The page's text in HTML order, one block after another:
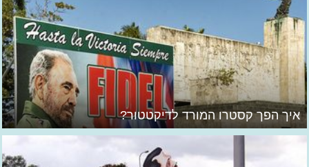
איך הפך קסטרו המורד לדיקטטור?